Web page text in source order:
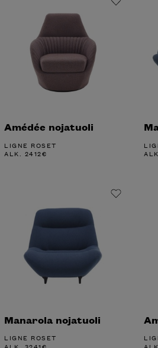
Amédée nojatuoli
LIGNE ROSET
ALK. 2412€
Manarola nojatuoli
LIGNE ROSET